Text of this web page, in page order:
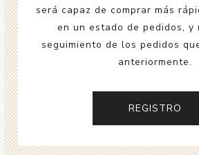
será capaz de comprar más
en un estado de pedidos, y
seguimiento de los pedidos
anteriormente.